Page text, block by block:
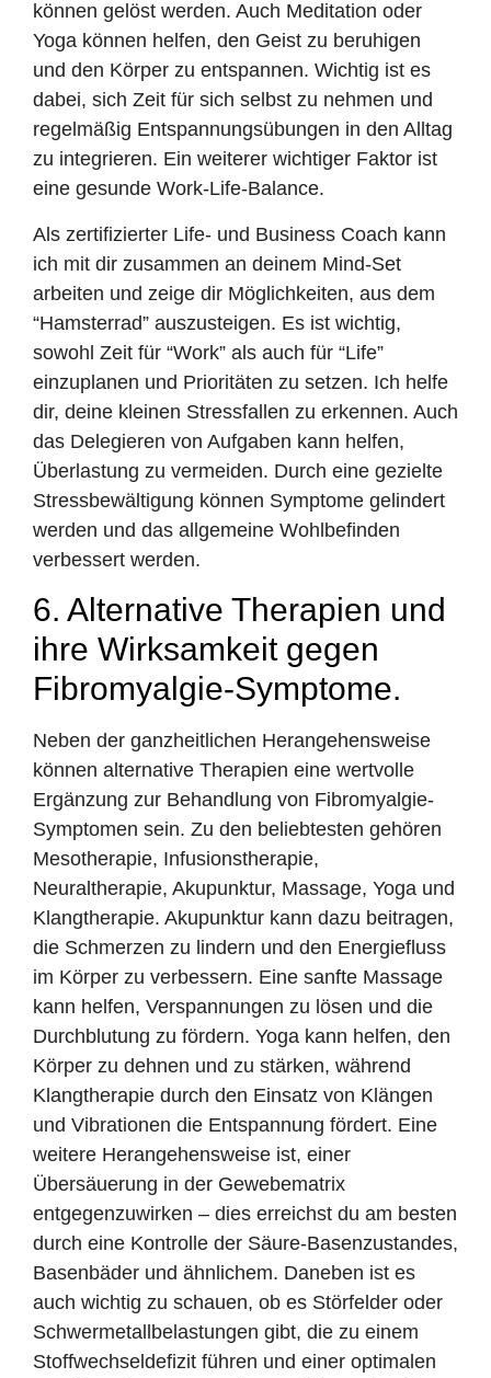
können gelöst werden. Auch Meditation oder
Yoga können helfen, den Geist zu beruhigen
und den Körper zu entspannen. Wichtig ist es
dabei, sich Zeit für sich selbst zu nehmen und
regelmäßig Entspannungsübungen in den Alltag
zu integrieren. Ein weiterer wichtiger Faktor ist
eine gesunde Work-Life-Balance.
Als zertifizierter Life- und Business Coach kann
ich mit dir zusammen an deinem Mind-Set
arbeiten und zeige dir Möglichkeiten, aus dem
“Hamsterrad” auszusteigen. Es ist wichtig,
sowohl Zeit für “Work” als auch für “Life”
einzuplanen und Prioritäten zu setzen. Ich helfe
dir, deine kleinen Stressfallen zu erkennen. Auch
das Delegieren von Aufgaben kann helfen,
Überlastung zu vermeiden. Durch eine gezielte
Stressbewältigung können Symptome gelindert
werden und das allgemeine Wohlbefinden
verbessert werden.
6. Alternative Therapien und
ihre Wirksamkeit gegen
Fibromyalgie-Symptome.
Neben der ganzheitlichen Herangehensweise
können alternative Therapien eine wertvolle
Ergänzung zur Behandlung von Fibromyalgie-
Symptomen sein. Zu den beliebtesten gehören
Mesotherapie, Infusionstherapie,
Neuraltherapie, Akupunktur, Massage, Yoga und
Klangtherapie. Akupunktur kann dazu beitragen,
die Schmerzen zu lindern und den Energiefluss
im Körper zu verbessern. Eine sanfte Massage
kann helfen, Verspannungen zu lösen und die
Durchblutung zu fördern. Yoga kann helfen, den
Körper zu dehnen und zu stärken, während
Klangtherapie durch den Einsatz von Klängen
und Vibrationen die Entspannung fördert. Eine
weitere Herangehensweise ist, einer
Übersäuerung in der Gewebematrix
entgegenzuwirken – dies erreichst du am besten
durch eine Kontrolle der Säure-Basenzustandes,
Basenbäder und ähnlichem. Daneben ist es
auch wichtig zu schauen, ob es Störfelder oder
Schwermetallbelastungen gibt, die zu einem
Stoffwechseldefizit führen und einer optimalen